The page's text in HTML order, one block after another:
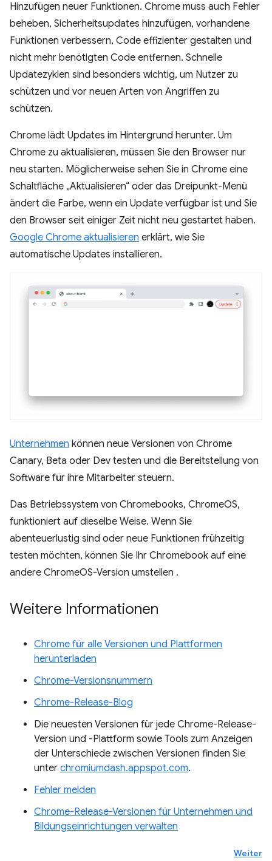
Hinzufügen neuer Funktionen. Chrome muss auch Fehler
beheben, Sicherheitsupdates hinzufügen, vorhandene
Funktionen verbessern, Code effizienter gestalten und
nicht mehr benötigten Code entfernen. Schnelle
Updatezyklen sind besonders wichtig, um Nutzer zu
schützen und vor neuen Arten von Angriffen zu
schützen.
Chrome lädt Updates im Hintergrund herunter. Um
Chrome zu aktualisieren, müssen Sie den Browser nur
neu starten. Möglicherweise sehen Sie in Chrome eine
Schaltfläche „Aktualisieren“ oder das Dreipunkt-Menü
ändert die Farbe, wenn ein Update verfügbar ist und Sie
den Browser seit einiger Zeit nicht neu gestartet haben.
Google Chrome aktualisieren erklärt, wie Sie
automatische Updates installieren.
Unternehmen können neue Versionen von Chrome
Canary, Beta oder Dev testen und die Bereitstellung von
Software für ihre Mitarbeiter steuern.
Das Betriebssystem von Chromebooks, ChromeOS,
funktioniert auf dieselbe Weise. Wenn Sie
abenteuerlustig sind oder neue Funktionen frühzeitig
testen möchten, können Sie Ihr Chromebook auf eine
andere ChromeOS-Version umstellen .
Weitere Informationen
Chrome für alle Versionen und Plattformen
herunterladen
Chrome-Versionsnummern
Chrome-Release-Blog
Die neuesten Versionen für jede Chrome-Release-
Version und -Plattform sowie Tools zum Anzeigen
der Unterschiede zwischen Versionen finden Sie
unter chromiumdash.appspot.com.
Fehler melden
Chrome-Release-Versionen für Unternehmen und
Bildungseinrichtungen verwalten
Weiter